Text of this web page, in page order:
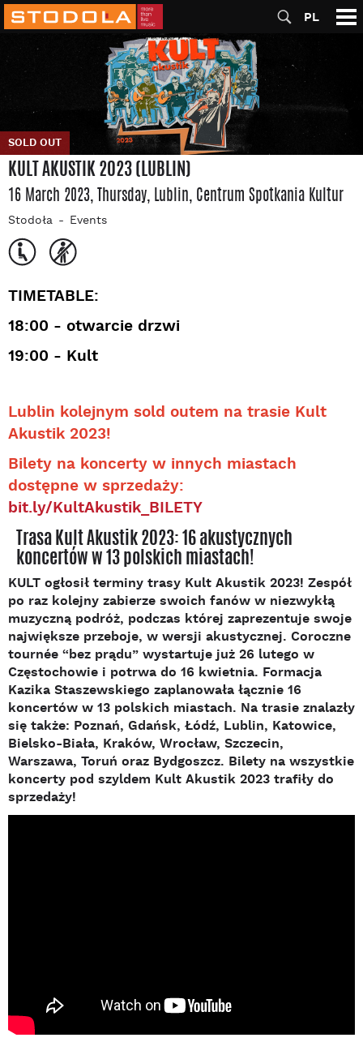
PL
SOLD OUT
KULT AKUSTIK 2023 (LUBLIN)
16 March 2023, Thursday, Lublin, Centrum Spotkania Kultur
Stodoła Events
TIMETABLE:
18:00 - otwarcie drzwi
19:00 - Kult
Lublin kolejnym sold outem na trasie Kult
Akustik 2023!
Bilety na koncerty w innych miastach
dostępne w sprzedaży:
bit.ly/KultAkustik_BILETY
Trasa Kult Akustik 2023: 16 akustycznych
koncertów w 13 polskich miastach!
KULT ogłosił terminy trasy Kult Akustik 2023! Zespół
po raz kolejny zabierze swoich fanów w niezwykłą
muzyczną podróż, podczas której zaprezentuje swoje
największe przeboje, w wersji akustycznej. Coroczne
tournée “bez prądu” wystartuje już 26 lutego w
Częstochowie i potrwa do 16 kwietnia. Formacja
Kazika Staszewskiego zaplanowała łącznie 16
koncertów w 13 polskich miastach. Na trasie znalazły
się także: Poznań, Gdańsk, Łódź, Lublin, Katowice,
Bielsko-Biała, Kraków, Wrocław, Szczecin,
Warszawa, Toruń oraz Bydgoszcz. Bilety na wszystkie
koncerty pod szyldem Kult Akustik 2023 trafiły do
sprzedaży!